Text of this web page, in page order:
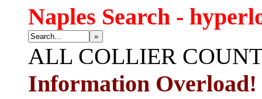
Naples Search -
»
ALL COLLIER
Information Overload!